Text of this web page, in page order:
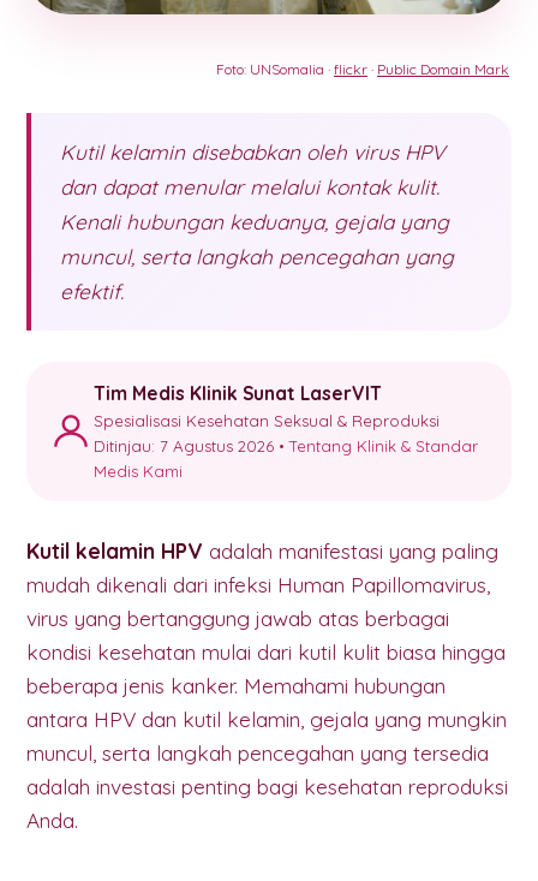
Foto: UNSomalia · flickr · Public Domain Mark
Kutil kelamin disebabkan oleh virus HPV
dan dapat menular melalui kontak kulit.
Kenali hubungan keduanya, gejala yang
muncul, serta langkah pencegahan yang
efektif.
Tim Medis Klinik Sunat LaserVIT
Spesialisasi Kesehatan Seksual & Reproduksi
Ditinjau: 7 Agustus 2026 •Tentang Klinik & Standar
Medis Kami
Kutil kelamin HPV adalah manifestasi yang paling
mudah dikenali dari infeksi Human Papillomavirus,
virus yang bertanggung jawab atas berbagai
kondisi kesehatan mulai dari kutil kulit biasa hingga
beberapa jenis kanker. Memahami hubungan
antara HPV dan kutil kelamin, gejala yang mungkin
muncul, serta langkah pencegahan yang tersedia
adalah investasi penting bagi kesehatan reproduksi
Anda.